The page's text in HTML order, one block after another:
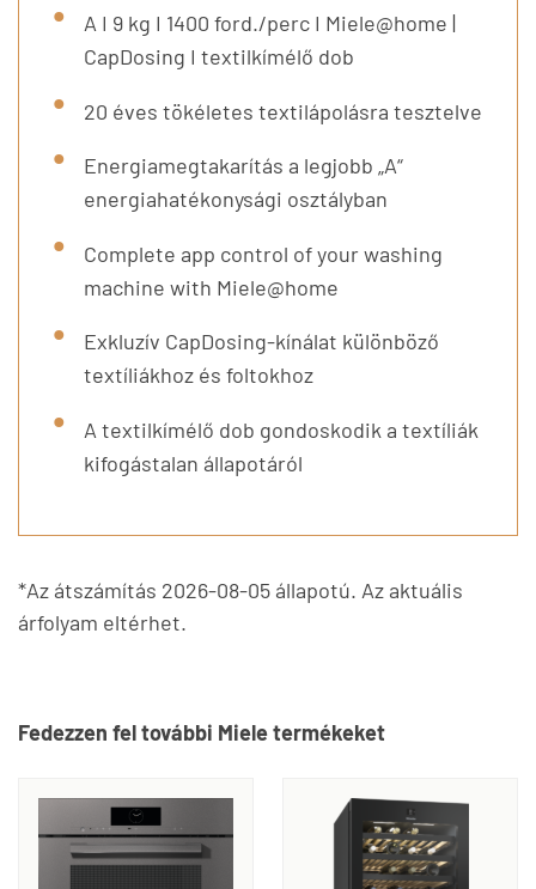
A I 9 kg I 1400 ford./perc I Miele@home |
CapDosing I textilkímélő dob
20 éves tökéletes textilápolásra tesztelve
Energiamegtakarítás a legjobb „A“
energiahatékonysági osztályban
Complete app control of your washing
machine with Miele@home
Exkluzív CapDosing-kínálat különböző
textíliákhoz és foltokhoz
A textilkímélő dob gondoskodik a textíliák
kifogástalan állapotáról
*Az átszámítás 2026-08-05 állapotú. Az aktuális
árfolyam eltérhet.
Fedezzen fel további Miele termékeket